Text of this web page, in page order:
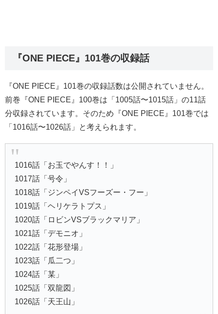
『ONE PIECE』101巻の収録話
『ONE PIECE』101巻の収録話数は公開されていません。
前巻『ONE PIECE』100巻は「1005話〜1015話」の11話
分収録されています。そのため『ONE PIECE』101巻では
「1016話〜1026話」と考えられます。
1016話「お玉でやんす！！」
1017話「号令」
1018話「ジンペイVSフーズー・フー」
1019話「ヘリケラトプス」
1020話「ロビンVSブラックマリア」
1021話「デモニオ」
1022話「花形登場」
1023話「瓜二つ」
1024話「某」
1025話「双龍図」
1026話「天王山」